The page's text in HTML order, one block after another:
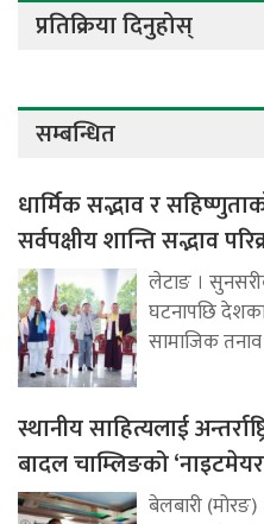
प्रतिक्रिया दिनुहोस्
सम्बन्धित
धार्मिक सद्भाव र
सर्वपक्षीय शान्ति सद्भाव
लेटाङ ।
घटनापछि देशका
सामाजिक
स्थानीय साहित्यलाई
बादल चाम्लिङको
बेलबारी